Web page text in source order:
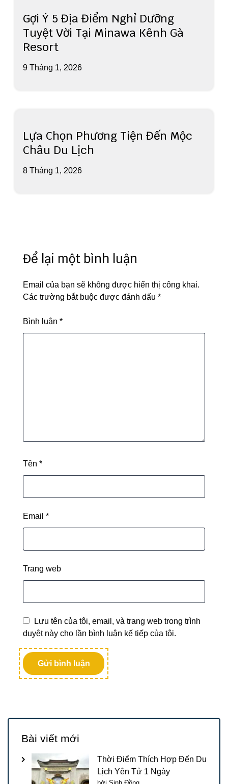
Gợi Ý 5 Địa Điểm Nghỉ Dưỡng
Tuyệt Vời Tại Minawa Kênh Gà
Resort
9 Tháng 1, 2026
Lựa Chọn Phương Tiện Đến Mộc
Châu Du Lịch
8 Tháng 1, 2026
Để lại một bình luận
Email của bạn sẽ không được hiển thị công khai.
Các trường bắt buộc được đánh dấu *
Bình luận *
Tên *
Email *
Trang web
Lưu tên của tôi, email, và trang web trong trình
duyệt này cho lần bình luận kế tiếp của tôi.
Bài viết mới
Thời Điểm Thích Hợp Đến Du
Lịch Yên Tử 1 Ngày